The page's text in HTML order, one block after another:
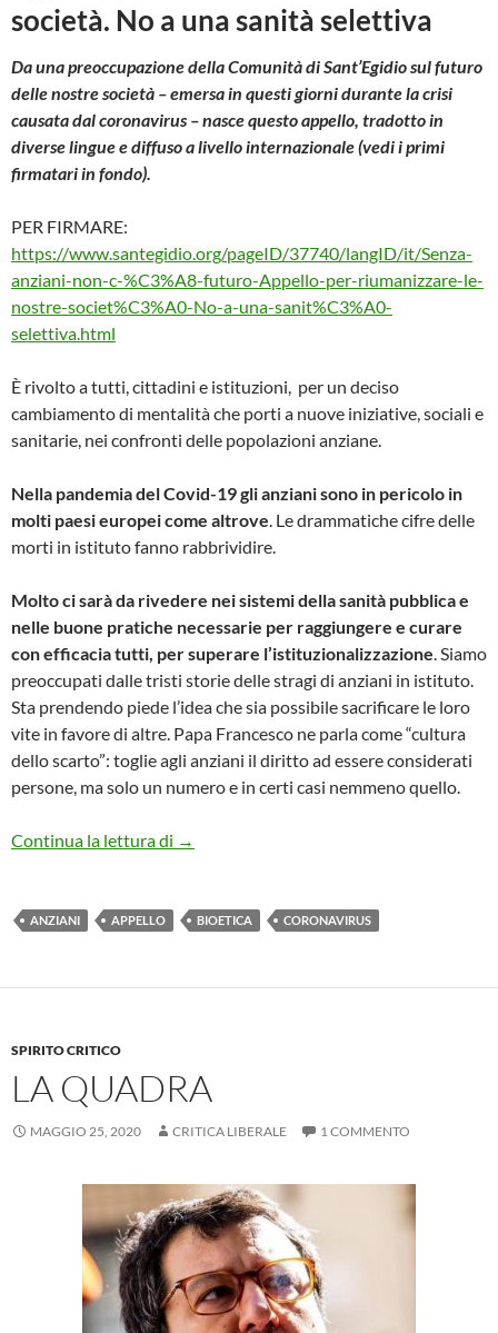
società. No a una sanità selettiva
Da una preoccupazione della Comunità di Sant’Egidio sul futuro
delle nostre società – emersa in questi giorni durante la crisi
causata dal coronavirus – nasce questo appello, tradotto in
diverse lingue e diffuso a livello internazionale (vedi i primi
firmatari in fondo).
PER FIRMARE:
https://www.santegidio.org/pageID/37740/langID/it/Senza-
anziani-non-c-%C3%A8-futuro-Appello-per-riumanizzare-le-
nostre-societ%C3%A0-No-a-una-sanit%C3%A0-
selettiva.html
È rivolto a tutti, cittadini e istituzioni, per un deciso
cambiamento di mentalità che porti a nuove iniziative, sociali e
sanitarie, nei confronti delle popolazioni anziane.
Nella pandemia del Covid-19 gli anziani sono in pericolo in
molti paesi europei come altrove . Le drammatiche cifre delle
morti in istituto fanno rabbrividire.
Molto ci sarà da rivedere nei sistemi della sanità pubblica e
nelle buone pratiche necessarie per raggiungere e curare
con efficacia tutti, per superare l’istituzionalizzazione . Siamo
preoccupati dalle tristi storie delle stragi di anziani in istituto.
Sta prendendo piede l’idea che sia possibile sacrificare le loro
vite in favore di altre. Papa Francesco ne parla come “cultura
dello scarto”: toglie agli anziani il diritto ad essere considerati
persone, ma solo un numero e in certi casi nemmeno quello.
Continua la lettura di Senza anziani non c’è futuro
→
ANZIANI APPELLO BIOETICA CORONAVIRUS
SPIRITO CRITICO
LA QUADRA
MAGGIO 25, 2020 CRITICA LIBERALE 1 COMMENTO